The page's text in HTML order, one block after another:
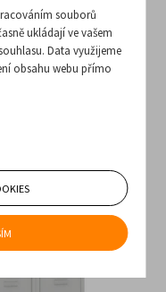
souborů
ukládají ve vašem
Data využijeme
obsahu webu přímo